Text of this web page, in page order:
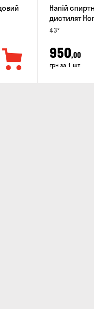
Напій
дистилят
43°
950,00
грн за 1 шт